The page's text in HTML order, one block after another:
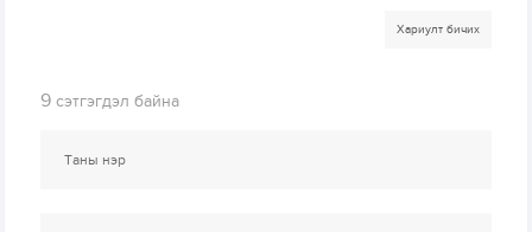
Хариулт бичих
9 сэтгэгдэл байна